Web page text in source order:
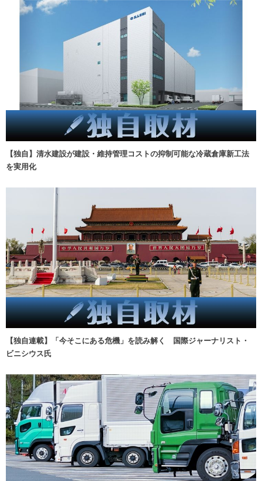
【独自】清水建設が建設・維持管理コストの抑制可能な冷蔵倉庫新工法
を実用化
【独自連載】「今そこにある危機」を読み解く 国際ジャーナリスト・
ビニシウス氏